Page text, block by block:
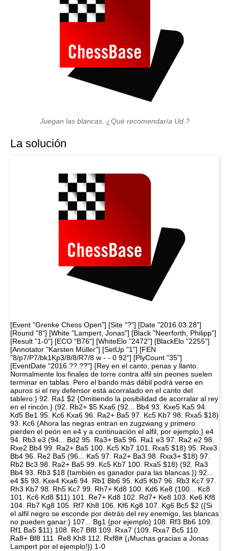
Juegan las blancas. ¿Qué recomendaría Ud.?
La solución
[Event "Grenke Chess Open"] [Site "?"] [Date "2016.03.28"]
[Round "8"] [White "Lampert, Jonas"] [Black "Neerforth, Philipp"]
[Result "1-0"] [ECO "B76"] [WhiteElo "2472"] [BlackElo "2255"]
[Annotator "Karsten Müller"] [SetUp "1"] [FEN
"8/p7/P7/bk1Kp3/8/8/R7/8 w - - 0 92"] [PlyCount "35"]
[EventDate "2016.??.??"] {Rey en el canto, penas y llanto.
Normalmente los finales de torre contra alfil sin peones suelen
terminar en tablas. Pero el bando más débil podrá verse en
apuros si el rey defensor está acorralado en el canto del
tablero:} 92. Ra1 $2 {Omitiendo la posibilidad de acorralar al rey
en el rincón.} (92. Rb2+ $5 Kxa6 (92... Bb4 93. Kxe5 Ka5 94.
Kd5 Be1 95. Kc6 Kxa6 96. Ra2+ Ba5 97. Kc5 Kb7 98. Rxa5 $18)
93. Kc6 {Ahora las negras entran en zugzwang y primero
pierden el peón en e4 y a continuación el alfil, por ejemplo,} e4
94. Rb3 e3 (94... Bd2 95. Ra3+ Ba5 96. Ra1 e3 97. Ra2 e2 98.
Rxe2 Bb4 99. Ra2+ Ba5 100. Kc5 Kb7 101. Rxa5 $18) 95. Rxe3
Bb4 96. Re2 Ba5 (96... Ka5 97. Ra2+ Ba3 98. Rxa3+ $18) 97.
Rb2 Bc3 98. Ra2+ Ba5 99. Kc5 Kb7 100. Rxa5 $18) (92. Ra3
Bb4 93. Rb3 $18 {también es ganador para las blancas.}) 92...
e4 $5 93. Kxe4 Kxa6 94. Rb1 Bb6 95. Kd5 Kb7 96. Rb3 Kc7 97.
Rh3 Kb7 98. Rh5 Kc7 99. Rh7+ Kd8 100. Kd6 Ke8 (100... Kc8
101. Kc6 Kd8 $11) 101. Re7+ Kd8 102. Rd7+ Ke8 103. Ke6 Kf8
104. Rb7 Kg8 105. Rf7 Kh8 106. Kf6 Kg8 107. Kg6 Bc5 $2 ({Si
el alfil negro se esconde por detrás del rey enemigo, las blancas
no pueden ganar:} 107... Bg1 {por ejemplo} 108. Rf3 Bb6 109.
Rf1 Ba5 $11) 108. Rc7 Bf8 109. Rxa7 (109. Rxa7 Bc5 110.
Ra8+ Bf8 111. Re8 Kh8 112. Rxf8# {¡Muchas gracias a Jonas
Lampert por el ejemplo!}) 1-0